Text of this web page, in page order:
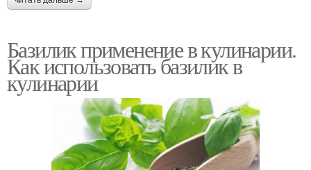
Базилик применение в кулинарии.
Как использовать базилик в
кулинарии